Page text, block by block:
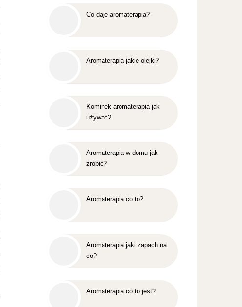
Co daje aromaterapia?
Aromaterapia jakie olejki?
Kominek aromaterapia jak
używać?
Aromaterapia w domu jak
zrobić?
Aromaterapia co to?
Aromaterapia jaki zapach na
co?
Aromaterapia co to jest?